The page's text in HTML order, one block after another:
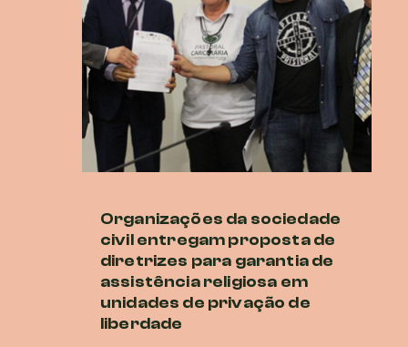
Organizações da sociedade
civil entregam proposta de
diretrizes para garantia de
assistência religiosa em
unidades de privação de
liberdade